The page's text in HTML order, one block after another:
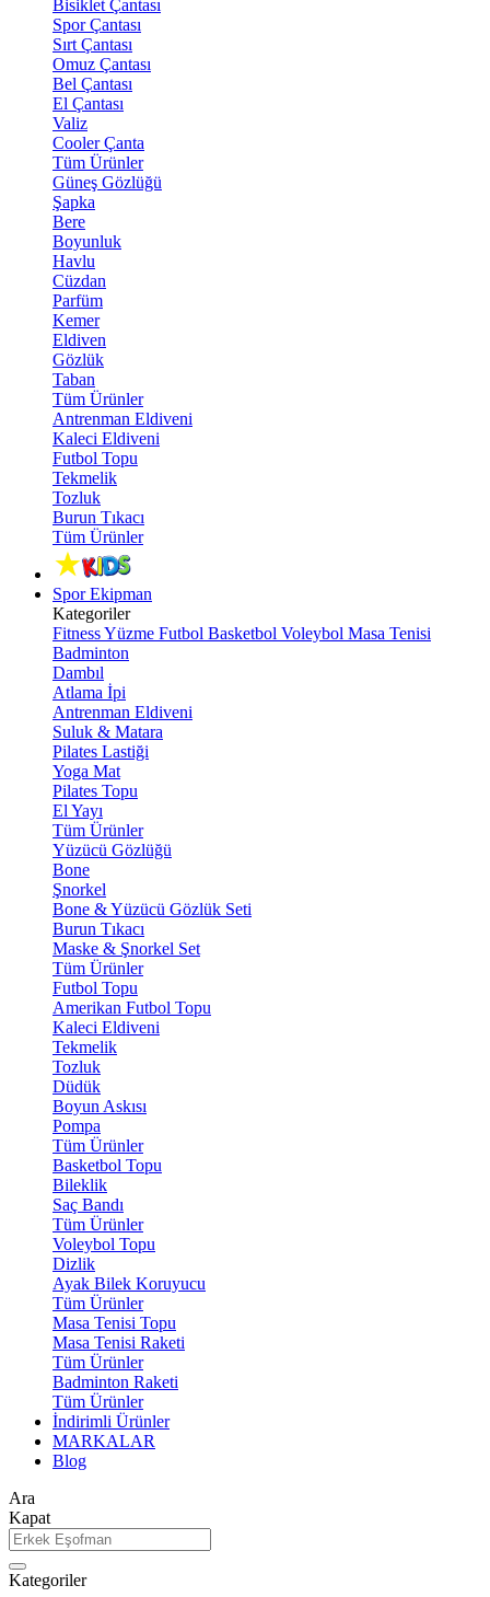
Bisiklet Çantası
Spor Çantası
Sırt Çantası
Omuz Çantası
Bel Çantası
El Çantası
Valiz
Cooler Çanta
Tüm Ürünler
Güneş Gözlüğü
Şapka
Bere
Boyunluk
Havlu
Cüzdan
Parfüm
Kemer
Eldiven
Gözlük
Taban
Tüm Ürünler
Antrenman Eldiveni
Kaleci Eldiveni
Futbol Topu
Tekmelik
Tozluk
Burun Tıkacı
Tüm Ürünler
Spor Ekipman
Kategoriler
FitnessYüzme Futbol Basketbol Voleybol Masa Tenisi
Badminton
Dambıl
Atlama İpi
Antrenman Eldiveni
Suluk & Matara
Pilates Lastiği
Yoga Mat
Pilates Topu
El Yayı
Tüm Ürünler
Yüzücü Gözlüğü
Bone
Şnorkel
Bone & Yüzücü Gözlük Seti
Burun Tıkacı
Maske & Şnorkel Set
Tüm Ürünler
Futbol Topu
Amerikan Futbol Topu
Kaleci Eldiveni
Tekmelik
Tozluk
Düdük
Boyun Askısı
Pompa
Tüm Ürünler
Basketbol Topu
Bileklik
Saç Bandı
Tüm Ürünler
Voleybol Topu
Dizlik
Ayak Bilek Koruyucu
Tüm Ürünler
Masa Tenisi Topu
Masa Tenisi Raketi
Tüm Ürünler
Badminton Raketi
Tüm Ürünler
İndirimli Ürünler
MARKALAR
Blog
Ara
Kapat
Kategoriler